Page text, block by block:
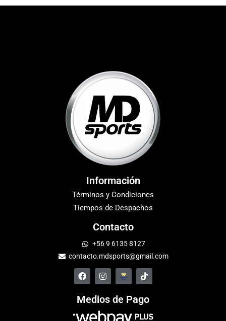
Información
Términos y Condiciones
Tiempos de Despachos
Contacto
+56 9 6135 8127
contacto.mdsports@gmail.com
Medios de Pago